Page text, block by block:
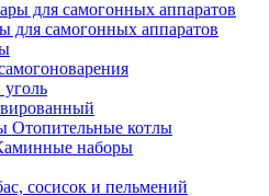
для самогонных аппаратов
Отопительные котлы
наборы